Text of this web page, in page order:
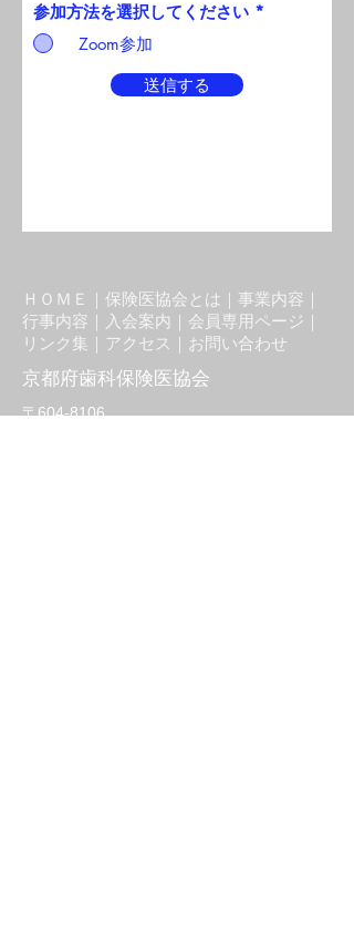
参加方法を選択してください *
Zoom参加
送信する
ＨＯＭＥ｜ 保険医協会とは｜ 事業内容｜
行事内容｜
入会案内 ｜ 会員専用ページ｜
リンク集｜ アクセス｜ お問い合わせ
​京都府歯科保険医協会
〒604-8106